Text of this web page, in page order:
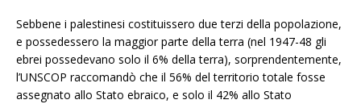
Sebbene i palestinesi costituissero due terzi della popolazione,
e possedessero la maggior parte della terra (nel 1947-48 gli
ebrei possedevano solo il 6% della terra), sorprendentemente,
l’UNSCOP raccomandò che il 56% del territorio totale fosse
assegnato allo Stato ebraico, e solo il 42% allo Stato